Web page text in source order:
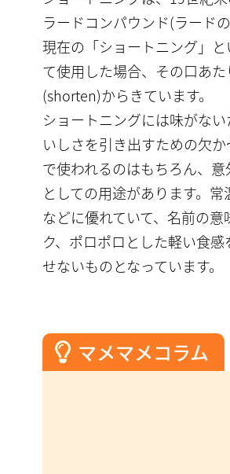
ラードコンパウンド(ラード
現在の「ショートニング」
て使用した場合、その口あ
(shorten)からきています。
ショートニングには味がな
いしさを引き出すための欠
で使われるのはもちろん、
としての用途があります。
などに優れていて、名前の
ク、ポロポロとした軽い食
せないものとなっています。
マメマメコラム